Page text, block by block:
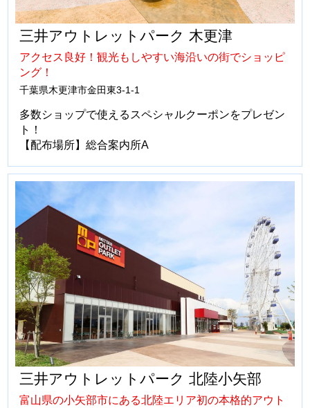
三井アウトレットパーク 木更津
アクセス良好！観光もしやすい海沿いの街でショッピ
ング！
千葉県木更津市金田東3-1-1
多数ショップで使えるスペシャルクーポンをプレゼン
ト！
【配布場所】総合案内所A
三井アウトレットパーク 北陸小矢部
富山県の小矢部市にある北陸エリア初の本格的アウト